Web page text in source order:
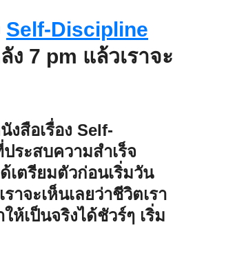
Self-Discipline
ง 7 pm แล้วเราจะ
งสือเรื่อง Self-
ระสบความสำเร็จ
เตรียมตัวก่อนเริ่มวัน
จะเห็นเลยว่าชีวิตเรา
ห้เป็นจริงได้ชัวร์ๆ เริ่ม